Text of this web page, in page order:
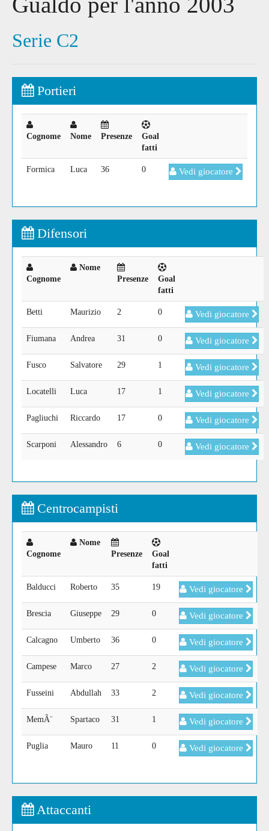
Serie C2
Portieri
Cognome Nome Presenze
Goal
fatti
Formica Luca 36 0 Vedi giocatore
Difensori
Cognome
Nome
Presenze
Goal
fatti
Betti Maurizio 2 0 Vedi giocatore
Fiumana Andrea 31 0 Vedi giocatore
Fusco Salvatore 29 1 Vedi giocatore
Locatelli Luca 17 1 Vedi giocatore
Pagliuchi Riccardo 17 0 Vedi giocatore
Scarponi Alessandro 6 0 Vedi giocatore
Centrocampisti
Cognome
Nome
Presenze
Goal
fatti
Balducci Roberto 35 19 Vedi giocatore
Brescia Giuseppe 29 0 Vedi giocatore
Calcagno Umberto 36 0 Vedi giocatore
Campese Marco 27 2 Vedi giocatore
Fusseini Abdullah 33 2 Vedi giocatore
MemÃ¨ Spartaco 31 1 Vedi giocatore
Puglia Mauro 11 0 Vedi giocatore
Attaccanti